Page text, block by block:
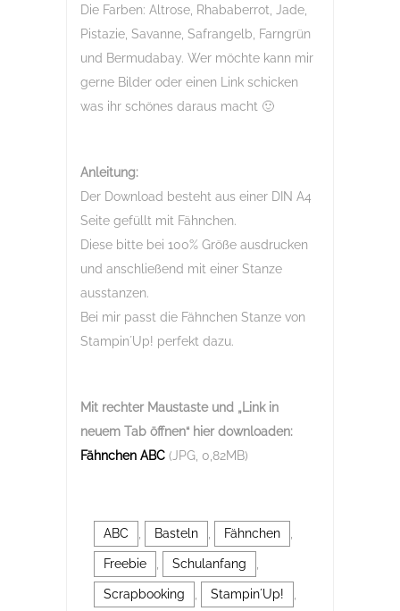
Die Farben: Altrose, Rhababerrot, Jade,
Pistazie, Savanne, Safrangelb, Farngrün
und Bermudabay. Wer möchte kann mir
gerne Bilder oder einen Link schicken
was ihr schönes daraus macht 🙂
Anleitung:
Der Download besteht aus einer DIN A4
Seite gefüllt mit Fähnchen.
Diese bitte bei 100% Größe ausdrucken
und anschließend mit einer Stanze
ausstanzen.
Bei mir passt die Fähnchen Stanze von
Stampin´Up! perfekt dazu.
Mit rechter Maustaste und „Link in
neuem Tab öffnen“ hier downloaden:
Fähnchen ABC (JPG, 0,82MB)
ABC Basteln Fähnchen
Freebie Schulanfang
Scrapbooking Stampin´Up!